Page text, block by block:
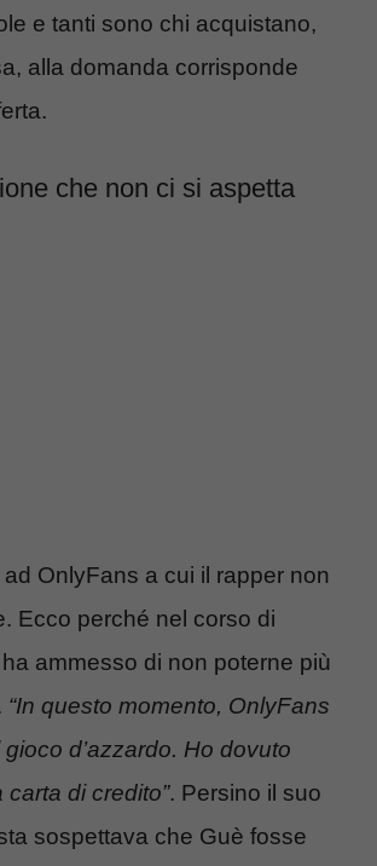
e tanti sono chi acquistano,
alla domanda corrisponde
che non ci si aspetta
OnlyFans a cui il rapper non
Ecco perché nel corso di
ha ammesso di non poterne più
“In questo momento, OnlyFans
d’azzardo. Ho dovuto
di credito”. Persino il suo
sospettava che Guè fosse